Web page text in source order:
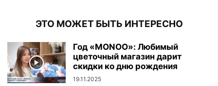
ЭТО МОЖЕТ БЫТЬ ИНТЕРЕСНО
Год «MONOO»: Любимый
цветочный магазин дарит
скидки ко дню рождения
19.11.2025